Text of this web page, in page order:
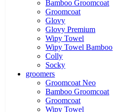
Bamboo Groomcoat
Groomcoat
Glovy
Glovy Premium
Wipy Towel
Wipy Towel Bamboo
Colly
Socky
groomers
Groomcoat Neo
Bamboo Groomcoat
Groomcoat
Wipy Towel